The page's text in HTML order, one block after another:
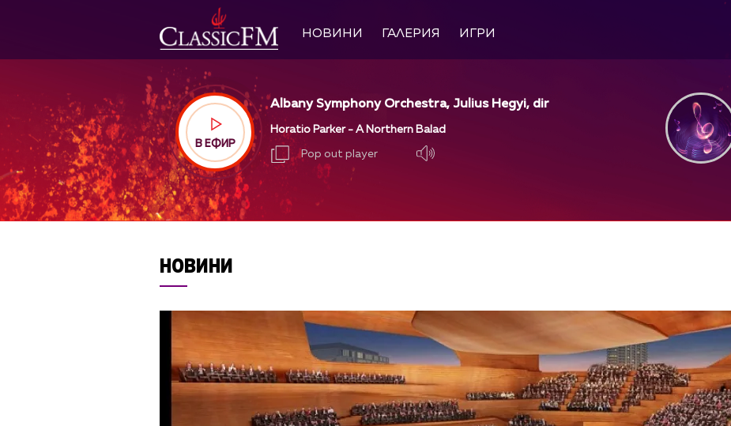
НОВИНИ ГАЛЕРИЯ ИГРИ
В ЕФИР
Albany Symphony Orchestra, Julius Hegyi, dir
Horatio Parker - A Northern Balad
Pop out player
НОВИНИ